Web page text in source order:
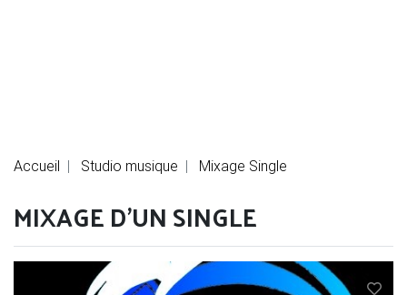
Accueil Studio musique Mixage Single
MIXAGE D'UN SINGLE